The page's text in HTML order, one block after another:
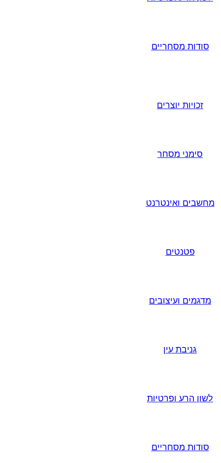
סודות מסחריים
זכויות יוצרים
סימני מסחר
מחשבים ואינטרנט
פטנטים
מדגמים ועיצובים
גניבת עין
לשון הרע ופרטיות
סודות מסחריים